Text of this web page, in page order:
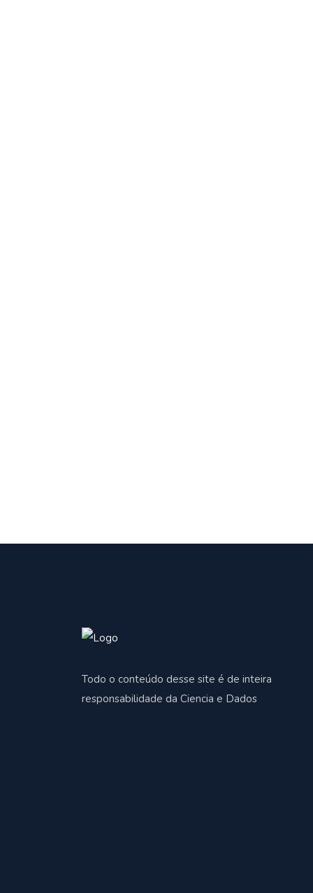
Todo o conteúdo desse site é de inteira
responsabilidade da Ciencia e Dados